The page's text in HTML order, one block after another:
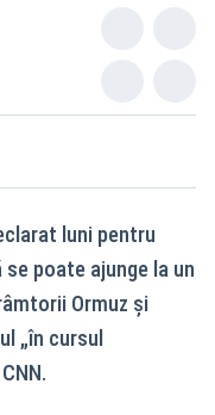
luni pentru
poate ajunge la un
Ormuz şi
„în cursul